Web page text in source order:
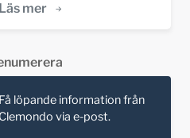
Läs mer
Få löpande information från
Clemondo via e-post.